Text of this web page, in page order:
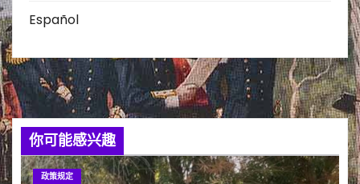
Español
你可能感兴趣
政策规定